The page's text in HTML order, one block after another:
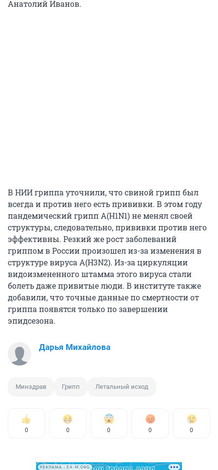
Анатолий Иванов.
В НИИ гриппа уточнили, что свиной грипп был
всегда и против него есть прививки. В этом году
пандемический грипп A(H1N1) не менял своей
структуры, следовательно, прививки против него
эффективны. Резкий же рост заболеваний
гриппом в России произошел из-за изменения в
структуре вируса А(H3N2). Из-за циркуляции
видоизмененного штамма этого вируса стали
болеть даже привитые люди. В институте также
добавили, что точные данные по смертности от
гриппа появятся только по завершении
эпидсезона.
Дарья Михайлова
Минздрав Грипп Летальный исход
0 0 0 0 0
РЕКЛАМА • EA-M.ORG